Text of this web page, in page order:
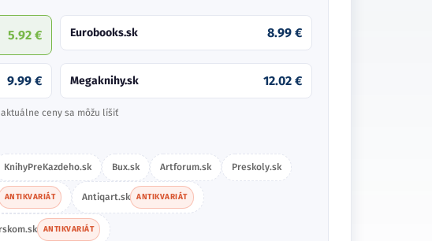
5.92 € Eurobooks.sk 8.99 €
9.99 € Megaknihy.sk 12.02 €
ceny sa môžu líšiť
KnihyPreKazdeho.sk Bux.sk Artforum.sk Preskoly.sk
ANTIKVARIÁT Antiqart.sk ANTIKVARIÁT
ANTIKVARIÁT